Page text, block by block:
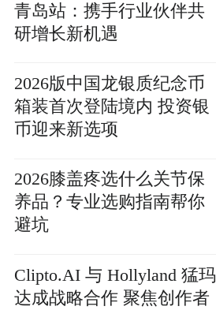
青岛站：携手行业伙伴共
研增长新机遇
2026版中国龙银质纪念币
箱装首次登陆境内 投资银
币迎来新选项
2026膝盖疼选什么关节保
养品？专业选购指南帮你
避坑
Clipto.AI 与 Hollyland 猛玛
达成战略合作 聚焦创作者